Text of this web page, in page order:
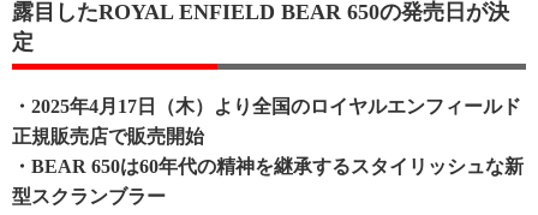
露目したROYAL ENFIELD BEAR 650の発売日が決
定
・2025年4月17日（木）より全国のロイヤルエンフィールド
正規販売店で販売開始
・BEAR 650は60年代の精神を継承するスタイリッシュな新
型スクランブラー